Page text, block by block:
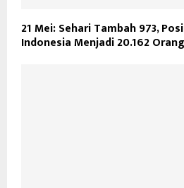
21 Mei: Sehari Tambah 973,
Indonesia Menjadi 20.162 Orang